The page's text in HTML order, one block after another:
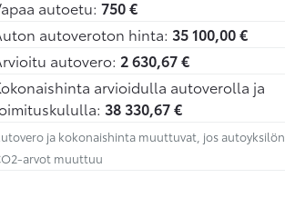
autoetu: 750€
autoveroton hinta: 35 100,00€
autovero: 2 630,67€
arvioidulla autoverolla ja
38 330,67€
ja kokonaishinta muuttuvat, jos autoyksilön
arvot muuttuu